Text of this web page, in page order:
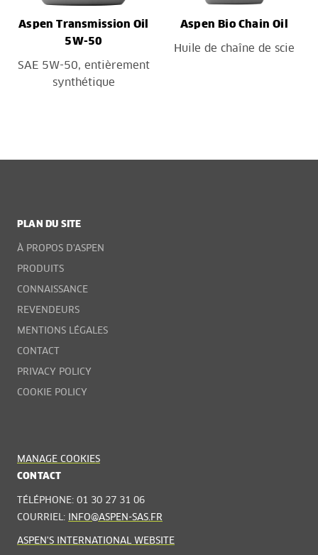
Aspen Transmission Oil
5W-50
SAE 5W-50, entièrement
synthétique
Aspen Bio Chain Oil
Huile de chaîne de scie
PLAN DU SITE
À PROPOS D'ASPEN
PRODUITS
CONNAISSANCE
REVENDEURS
MENTIONS LÉGALES
CONTACT
PRIVACY POLICY
COOKIE POLICY
MANAGE COOKIES
CONTACT
TÉLÉPHONE: 01 30 27 31 06
COURRIEL:
INFO@ASPEN-SAS.FR
ASPEN'S INTERNATIONAL WEBSITE